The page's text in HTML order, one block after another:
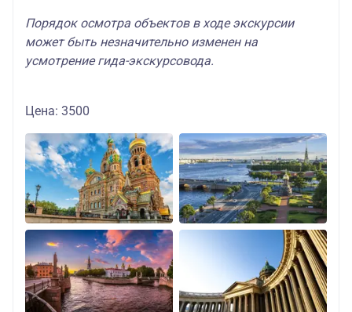
Порядок осмотра объектов в ходе экскурсии
может быть незначительно изменен на
усмотрение гида-экскурсовода.
Цена: 3500